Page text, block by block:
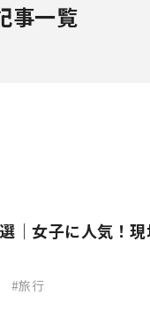
事一覧
｜女子に人気！現
旅行